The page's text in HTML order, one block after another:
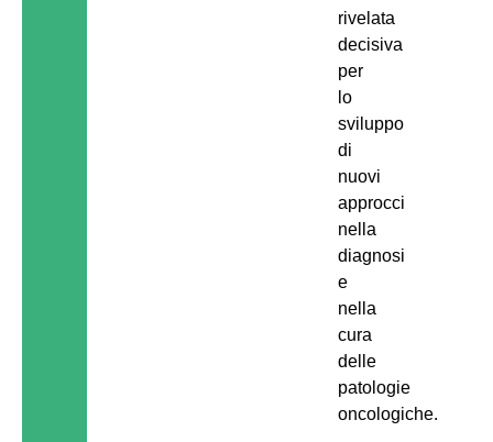
rivelata
decisiva
per
lo
sviluppo
di
nuovi
approcci
nella
diagnosi
e
nella
cura
delle
patologie
oncologiche.